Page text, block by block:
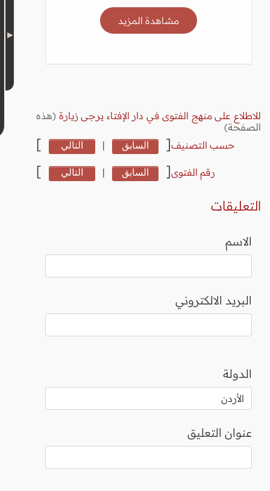
مشاهدة المزيد
للاطلاع على منهج الفتوى في دار الإفتاء يرجى زيارة (هذه
الصفحة)
حسب التصنيف[ السابق | التالي ]
رقم الفتوى[ السابق | التالي ]
التعليقات
الاسم
البريد الالكتروني
الدولة
عنوان التعليق